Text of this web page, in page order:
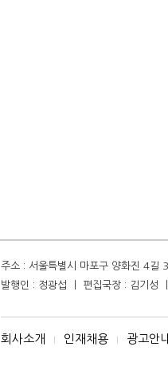
주소 : 서울특별시 마포구 양화진 4
발행인 : 정광섭 ㅣ 편집국장 : 김기
회사소개 I 인재채용 I 광고안